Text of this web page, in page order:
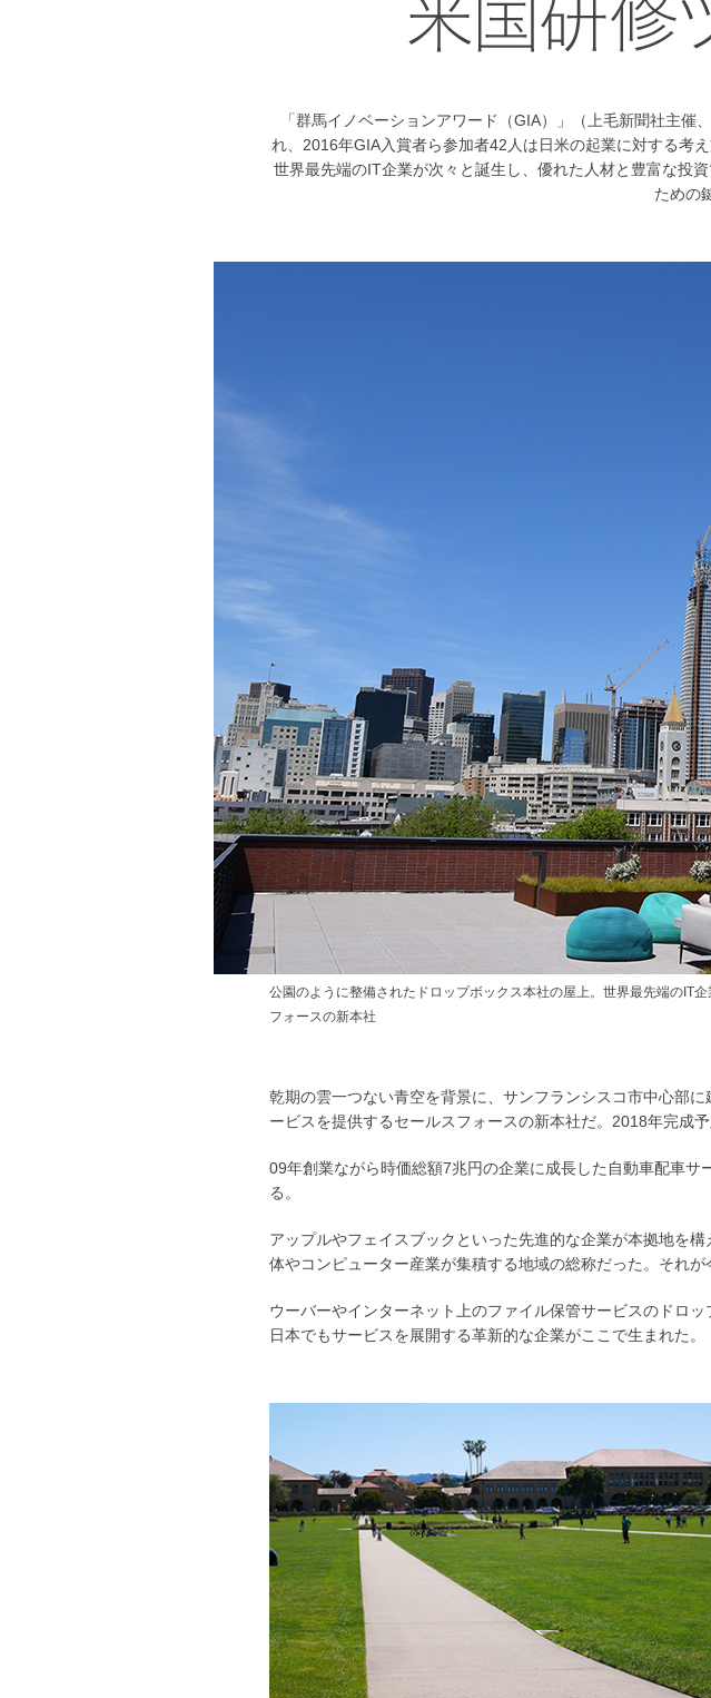
「群馬イノベーションアワード（GIA）」（上毛新聞社主
れ、2016年GIA入賞者ら参加者42人は日米の起業に対する考
世界最先端のIT企業が次々と誕生し、優れた人材と豊富な投
ための
公園のように整備されたドロップボックス本社の屋上。世界最先端のIT
フォースの新本社
乾期の雲一つない青空を背景に、サンフランシスコ市中心部
ービスを提供するセールスフォースの新本社だ。2018年完成
09年創業ながら時価総額7兆円の企業に成長した自動車配車
る。
アップルやフェイスブックといった先進的な企業が本拠地を
体やコンピューター産業が集積する地域の総称だった。それが
ウーバーやインターネット上のファイル保管サービスのドロ
日本でもサービスを展開する革新的な企業がここで生まれた。